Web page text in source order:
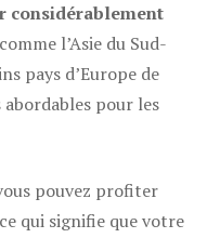
considérablement
l’Asie du Sud-
pays d’Europe de
pour les
pouvez profiter
qui signifie que votre